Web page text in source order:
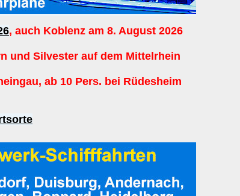
, auch Koblenz am 8. August 2026
und Silvester auf dem Mittelrhein
ab 10 Pers. bei Rüdesheim